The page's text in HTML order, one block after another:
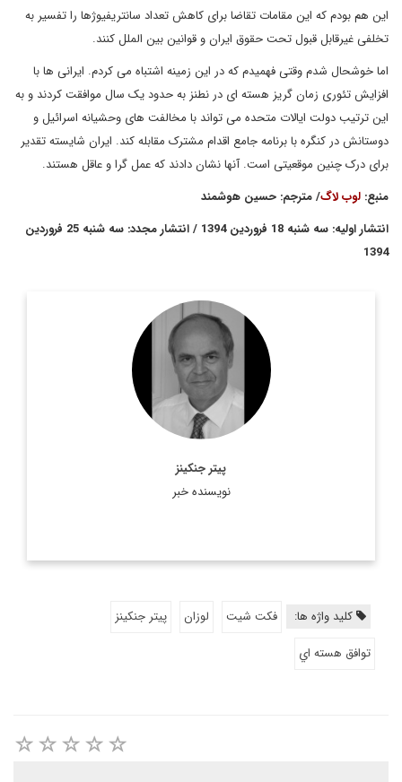
این هم بودم که این مقامات تقاضا برای کاهش تعداد سانتریفیوژها را تفسیر به
تخلفی غیرقابل قبول تحت حقوق ایران و قوانین بین الملل کنند.
اما خوشحال شدم وقتی فهمیدم که در این زمینه اشتباه می کردم. ایرانی ها با
افزایش تئوری زمان گریز هسته ای در نطنز به حدود یک سال موافقت کردند و به
این ترتیب دولت ایالات متحده می تواند با مخالفت های وحشیانه اسرائیل و
دوستانش در کنگره با برنامه جامع اقدام مشترک مقابله کند. ایران شایسته تقدیر
برای درک چنین موقعیتی است. آنها نشان دادند که عمل گرا و عاقل هستند.
منبع: لوب لاگ/ مترجم: حسین هوشمند
انتشار اولیه: سه شنبه 18 فروردین 1394 / انتشار مجدد: سه شنبه 25 فروردین
1394
پیتر جنکینز
نویسنده خبر
پیتر جنکینز، ديپلمات بازنشسته وزارت خارجه انگليس و نماينده
اسبق اين كشور در آژانس بين المللي انرژي اتمي بوده است.
اطلاعات بیشتر
کلید واژه ها: فکت شیت لوزان
پيتر جنكينز
توافق هسته اي